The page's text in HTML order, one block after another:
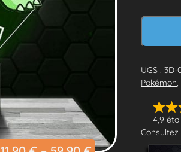
4,9
UGS :3D-
Pokémon,